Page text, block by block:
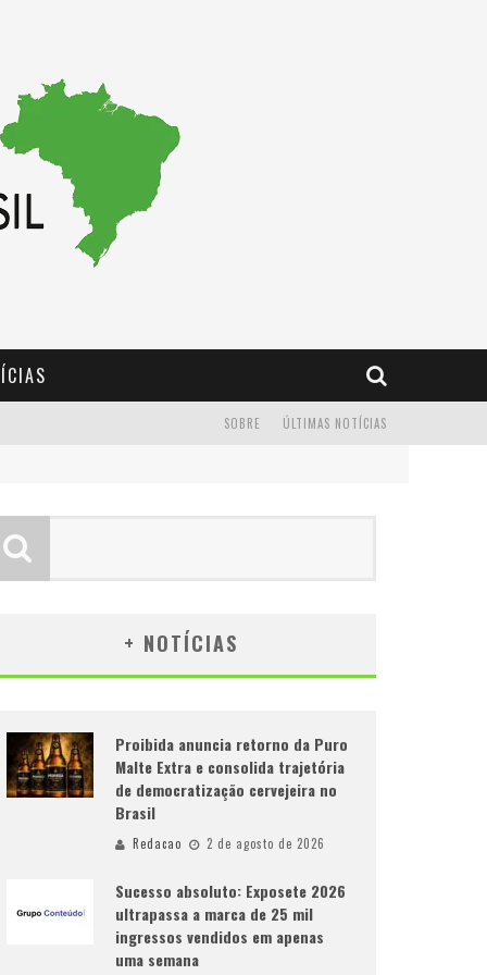
ÚLTIMAS NOTÍCIAS
SOBRE
+ NOTÍCIAS
Proibida anuncia retorno da Puro
Malte Extra e consolida trajetória
de democratização cervejeira no
Brasil
Redacao 2 de agosto de 2026
Sucesso absoluto: Exposete 2026
ultrapassa a marca de 25 mil
ingressos vendidos em apenas
uma semana